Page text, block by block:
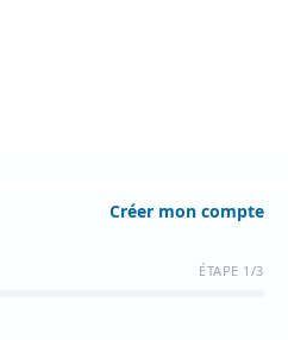
Créer mon compte
ÉTAPE 1 /3